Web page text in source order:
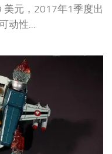
美元，2017年1季度出
动性...